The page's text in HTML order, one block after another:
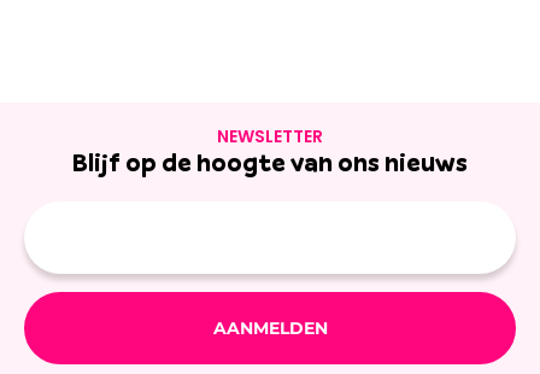
NEWSLETTER
Blijf op de hoogte van ons nieuws